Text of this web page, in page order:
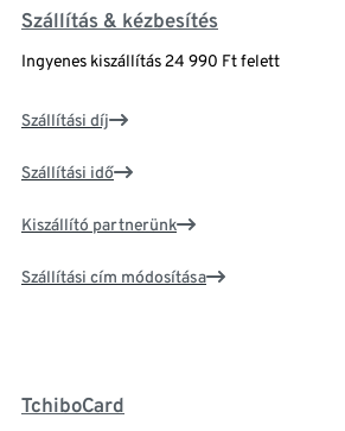
Szállítás & kézbesítés
Ingyenes kiszállítás 24 990 Ft felett
Szállítási díj
Szállítási idő
Kiszállító partnerünk
Szállítási cím módosítása
TchiboCard